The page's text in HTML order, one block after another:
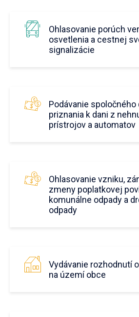
Ohlasovanie porúch
osvetlenia a cestnej
signalizácie
Podávanie spoločného
priznania k dani z
prístrojov a automatov
Ohlasovanie vzniku,
zmeny poplatkovej
komunálne odpady a
odpady
Vydávanie rozhodnutí
na území obce